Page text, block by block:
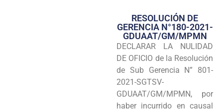
Transparencia
Seguridad
Programas
Intranet
RESOLUCIÓN DE
GERENCIA N°180-2021-
GDUAAT/GM/MPMN
DECLARAR LA NULIDAD
DE OFICIO de la Resolución
de Sub Gerencia N” 801-
2021-SGTSV-
GDUAAT/GM/MPMN, por
haber incurrido en causal